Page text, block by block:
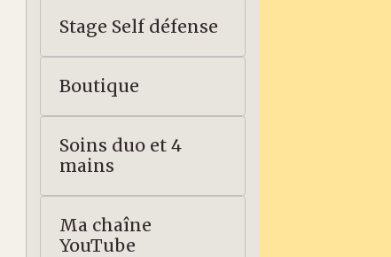
Stage Self défense
Boutique
Soins duo et 4
mains
Ma chaîne
YouTube